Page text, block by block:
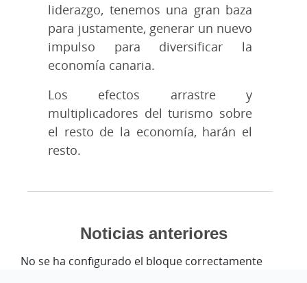
liderazgo, tenemos una gran baza
para justamente, generar un nuevo
impulso para diversificar la
economía canaria.
Los efectos arrastre y
multiplicadores del turismo sobre
el resto de la economía, harán el
resto.
Noticias anteriores
No se ha configurado el bloque correctamente